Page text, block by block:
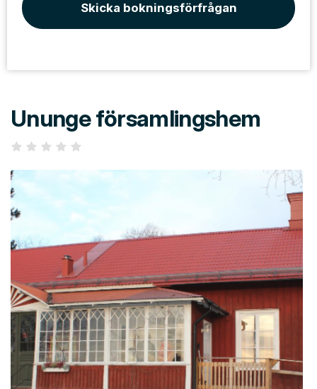
Skicka bokningsförfrågan
Ununge församlingshem